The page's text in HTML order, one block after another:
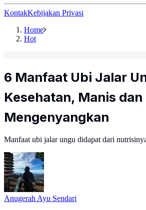
KontakKebijakan Privasi
Home
Hot
6 Manfaat Ubi Jalar
Kesehatan, Manis dan
Mengenyangkan
Manfaat ubi jalar ungu didapat dari
Anugerah Ayu Sendari